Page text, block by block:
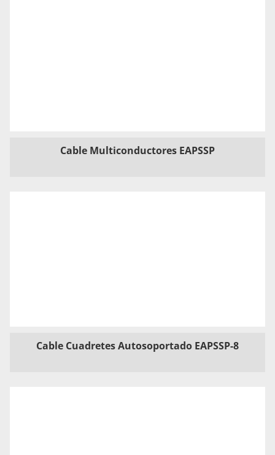
Cable Multiconductores EAPSSP
Cable Cuadretes Autosoportado EAPSSP-8